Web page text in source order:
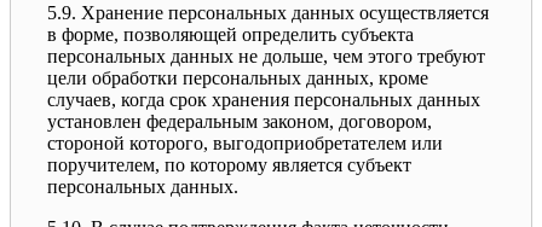
5.9. Хранение персональных данных осуществляется
в форме, позволяющей определить субъекта
персональных данных не дольше, чем этого требуют
цели обработки персональных данных, кроме
случаев, когда срок хранения персональных данных
установлен федеральным законом, договором,
стороной которого, выгодоприобретателем или
поручителем, по которому является субъект
персональных данных.